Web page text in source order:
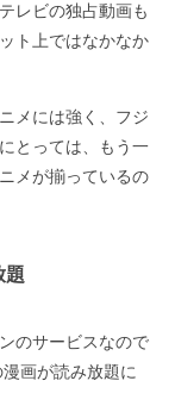
レビの独占動画も
ト上ではなかなか
メには強く、フジ
とっては、もう一
メが揃っているの
題
のサービスなので
画が読み放題に